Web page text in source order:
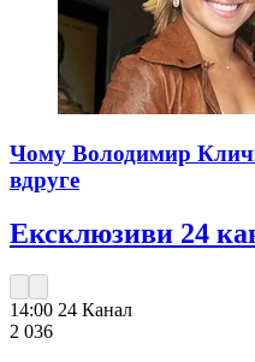
Чому Володимир
вдруге
Ексклюзиви 24
14:00 24 Канал
2 036